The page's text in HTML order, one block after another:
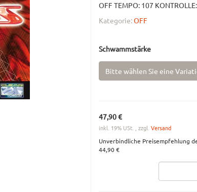
OFF TEMPO: 107
Kategorie:OFF
Schwammstärke
Bitte wählen Sie eine
47,90 €
inkl. 19% USt. , zzgl. Versand
Unverbindliche Preisempfehlung
44,90 €